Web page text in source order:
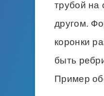
трубой на
другом.
коронки
быть
Пример